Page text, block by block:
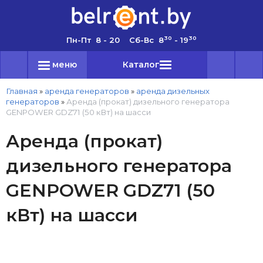
Пн-Пт 8 - 20 Сб-Вс 830 - 1930
меню Каталог
Главная » аренда генераторов » аренда дизельных
генераторов » Аренда (прокат) дизельного генератора
GENPOWER GDZ71 (50 кВт) на шасси
Аренда (прокат)
дизельного генератора
GENPOWER GDZ71 (50
кВт) на шасси